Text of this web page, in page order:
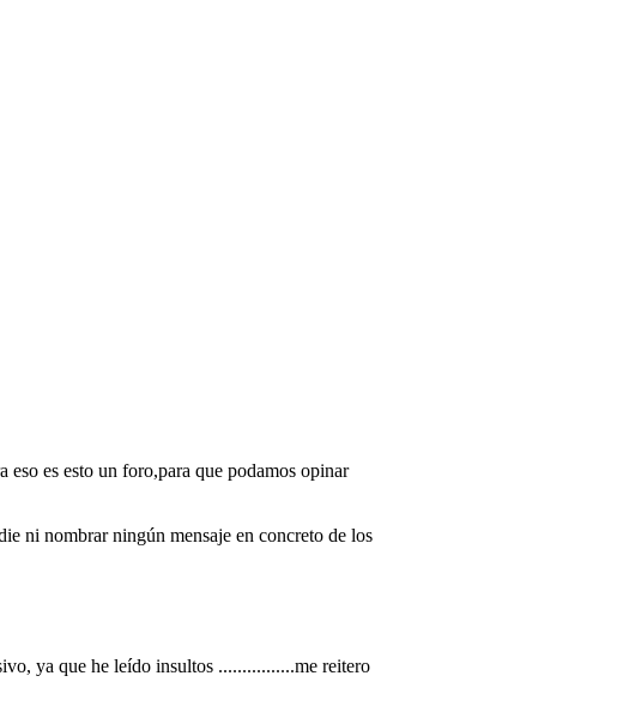
es esto un foro,para que podamos opinar
ni nombrar ningún mensaje en concreto de los
ya que he leído insultos ................me reitero